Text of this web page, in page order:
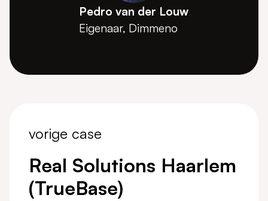
Pedro van der Louw
Eigenaar, Dimmeno
vorige case
Real Solutions Haarlem
(TrueBase)